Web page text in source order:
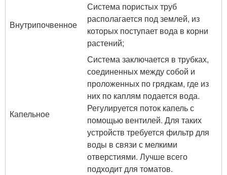
Внутрипочвенное
Система пористых труб
располагается под землей, из
которых поступает вода в корни
растений;
Капельное
Система заключается в трубках,
соединенных между собой и
проложенных по грядкам, где из
них по каплям подается вода.
Регулируется поток капель с
помощью вентилей. Для таких
устройств требуется фильтр для
воды в связи с мелкими
отверстиями. Лучше всего
подходит для томатов.